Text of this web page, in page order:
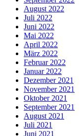
August 2022
Juli 2022
Juni 2022
Mai 2022
April 2022
März 2022
Februar 2022
Januar 2022
Dezember 2021
November 2021
Oktober 2021
September 2021
August 2021
Juli 2021
Juni 2021